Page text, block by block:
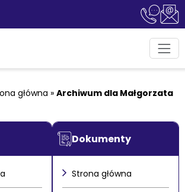
główna » Archiwum dla Małgorzata
Dokumenty
Strona główna